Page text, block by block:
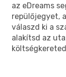
az eDreams
repülőjegyet,
válaszd ki a
alakítsd az